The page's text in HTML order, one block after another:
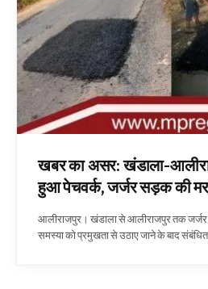
खबर का असर: खंडाला-
हुआ पेचवर्क, जर्जर सड़क की
आलीराजपुर। खंडाला से आलीराजपुर तक
समस्या को प्रमुखता से उठाए जाने के बाद